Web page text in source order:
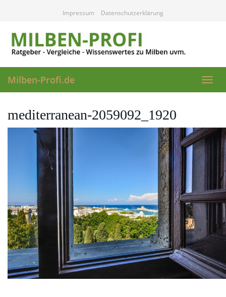
content
Impressum Datenschutzerklärung
Milben-Profi.de
mediterranean-2059092_1920